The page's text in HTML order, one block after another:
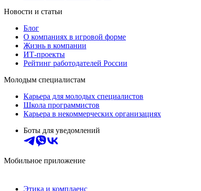
Новости и статьи
Блог
О компаниях в игровой форме
Жизнь в компании
ИТ-проекты
Рейтинг работодателей России
Молодым специалистам
Карьера для молодых специалистов
Школа программистов
Карьера в некоммерческих организациях
Боты для уведомлений
Мобильное приложение
Этика и комплаенс